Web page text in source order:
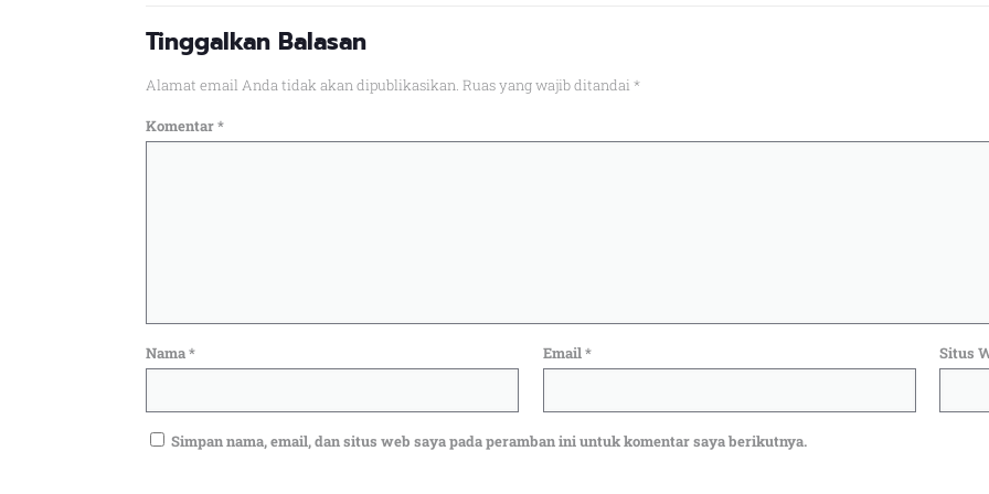
Tinggalkan Balasan
Alamat email Anda tidak akan dipublikasikan. Ruas yang wajib ditandai*
Komentar*
Nama* Email* Situs
Simpan nama, email, dan situs web saya pada peramban ini untuk komentar saya berikutnya.